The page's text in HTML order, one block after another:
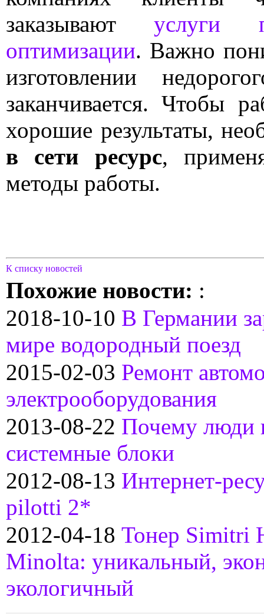
заказываютуслуги
оптимизации. Важно
изготовлении
заканчивается. Чтобы
хорошие результаты,
в сети ресурс,
методы работы.
К списку новостей
Похожие новости: :
2018-10-10 В Германии
мире водородный поезд
2015-02-03 Ремонт
электрооборудования
2013-08-22 Почему люди
системные блоки
2012-08-13 Интернет-
pilotti 2*
2012-04-18 Тонер Simitri
Minolta: уникальный,
экологичный